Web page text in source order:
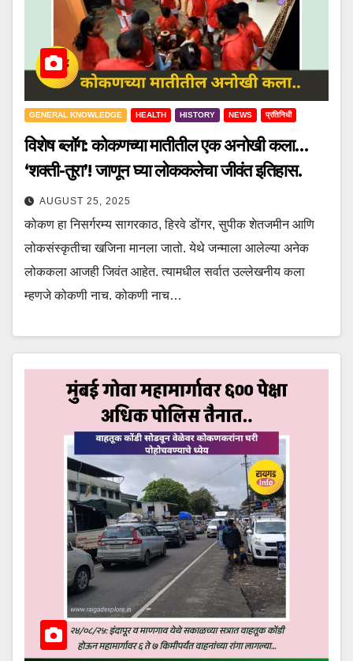
GENERAL KNOWLEDGE HEALTH HISTORY NEWS प्रतिनिधी
विशेष ब्लॉग: कोकणच्या मातीतील एक अनोखी कला…
‘शक्ती-तुरा’! जाणून घ्या लोककलेचा जीवंत इतिहास.
AUGUST 25, 2025
कोकण हा निसर्गरम्य सागरकाठ, हिरवे डोंगर, सुपीक शेतजमीन आणि
लोकसंस्कृतीचा खजिना मानला जातो. येथे जन्माला आलेल्या अनेक
लोककला आजही जिवंत आहेत. त्यामधील सर्वात उल्लेखनीय कला
म्हणजे कोकणी नाच. कोकणी नाच…